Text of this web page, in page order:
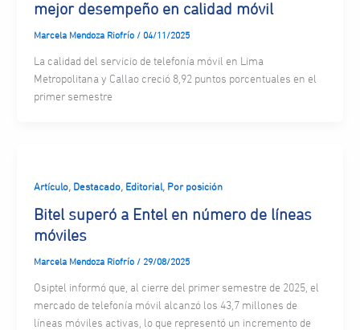
mejor desempeño en calidad móvil
Marcela Mendoza Riofrío / 04/11/2025
La calidad del servicio de telefonía móvil en Lima
Metropolitana y Callao creció 8,92 puntos porcentuales en el
primer semestre
Artículo, Destacado, Editorial, Por posición
Bitel superó a Entel en número de líneas
móviles
Marcela Mendoza Riofrío / 29/08/2025
Osiptel informó que, al cierre del primer semestre de 2025, el
mercado de telefonía móvil alcanzó los 43,7 millones de
líneas móviles activas, lo que representó un incremento de